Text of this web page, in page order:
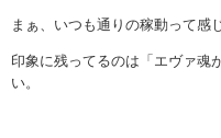
まぁ、いつも通りの稼動って感
印象に残ってるのは「エヴァ魂
い。